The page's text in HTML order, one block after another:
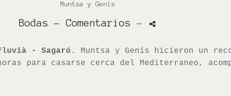
Muntsa y Genís
Bodas - Comentarios -
- Sagaró.
Muntsa y Genís hicieron un
para casarse cerca del Mediterraneo,